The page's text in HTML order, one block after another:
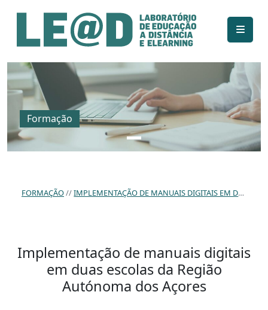
Ir para o conteúdo principal
Informações de acessibilidade
Mapa do site
Formação
FORMAÇÃO IMPLEMENTAÇÃO DE MANUAIS DIGITAIS EM DUAS ESCOLAS DA REGIÃO AUTÓNOMA DOS AÇORES
Implementação de manuais digitais
em duas escolas da Região
Autónoma dos Açores